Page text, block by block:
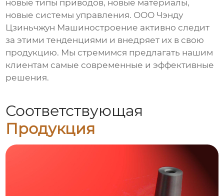
новые типы приводов, новые материалы,
новые системы управления. ООО Чэнду
Цзиньчжун Машиностроение активно следит
за этими тенденциями и внедряет их в свою
продукцию. Мы стремимся предлагать нашим
клиентам самые современные и эффективные
решения.
Соответствующая
Продукция